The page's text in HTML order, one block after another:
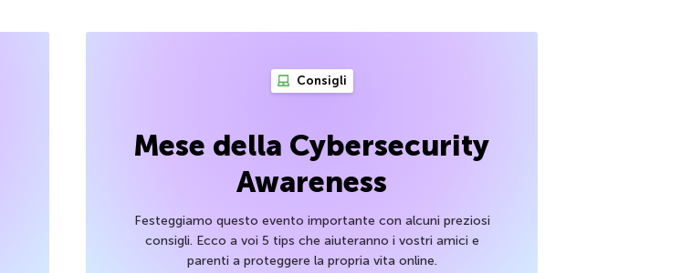
Consigli
Mese della Cybersecurity
Awareness
Festeggiamo questo evento importante con alcuni preziosi
consigli. Ecco a voi 5 tips che aiuteranno i vostri amici e
parenti a proteggere la propria vita online.